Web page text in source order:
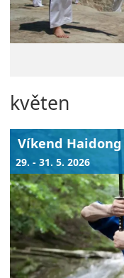
květen
Víkend
29. - 31. 5. 2026